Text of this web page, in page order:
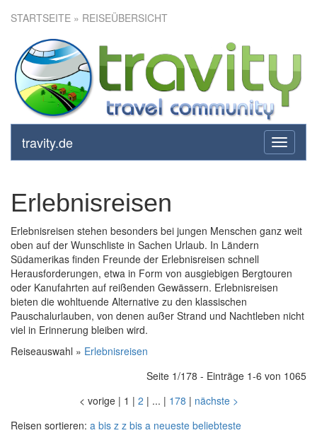
STARTSEITE » REISEÜBERSICHT
toggle
travity.de
Erlebnisreisen
Erlebnisreisen stehen besonders bei jungen Menschen ganz weit
oben auf der Wunschliste in Sachen Urlaub. In Ländern
Südamerikas finden Freunde der Erlebnisreisen schnell
Herausforderungen, etwa in Form von ausgiebigen Bergtouren
oder Kanufahrten auf reißenden Gewässern. Erlebnisreisen
bieten die wohltuende Alternative zu den klassischen
Pauschalurlauben, von denen außer Strand und Nachtleben nicht
viel in Erinnerung bleiben wird.
Reiseauswahl » Erlebnisreisen
Seite 1/178 - Einträge 1-6 von 1065
< vorige | 1 | 2 | ... | 178 | nächste >
Reisen sortieren: a bis z z bis a neueste beliebteste